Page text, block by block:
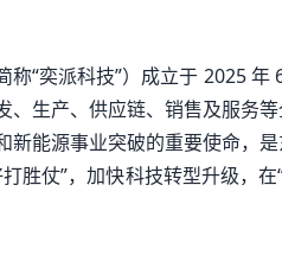
称“奕派科技”）成立于 2025
、生产、供应链、销售及服务
新能源事业突破的重要使命，
胜仗”，加快科技转型升级，